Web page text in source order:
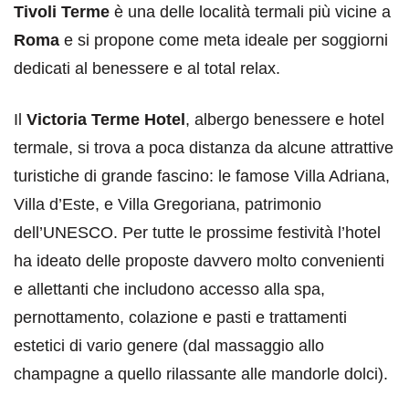
Tivoli Terme è una delle località termali più vicine a
Roma e si propone come meta ideale per soggiorni
dedicati al benessere e al total relax.
Il Victoria Terme Hotel, albergo benessere e hotel
termale, si trova a poca distanza da alcune attrattive
turistiche di grande fascino: le famose Villa Adriana,
Villa d’Este, e Villa Gregoriana, patrimonio
dell’UNESCO. Per tutte le prossime festività l’hotel
ha ideato delle proposte davvero molto convenienti
e allettanti che includono accesso alla spa,
pernottamento, colazione e pasti e trattamenti
estetici di vario genere (dal massaggio allo
champagne a quello rilassante alle mandorle dolci).